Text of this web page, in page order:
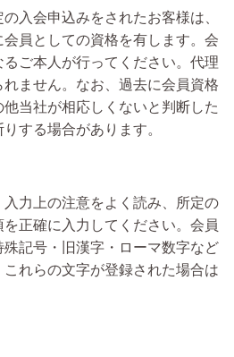
入会申込みをされたお客様は、
員としての資格を有します。会
ご本人が行ってください。代理
ません。なお、過去に会員資格
当社が相応しくないと判断した
する場合があります。
力上の注意をよく読み、所定の
正確に入力してください。会員
記号・旧漢字・ローマ数字など
れらの文字が登録された場合は